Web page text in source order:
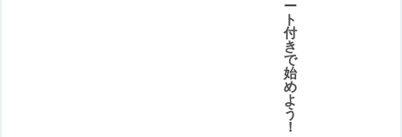
ー
ト
付
き
で
始
め
よ
う
！